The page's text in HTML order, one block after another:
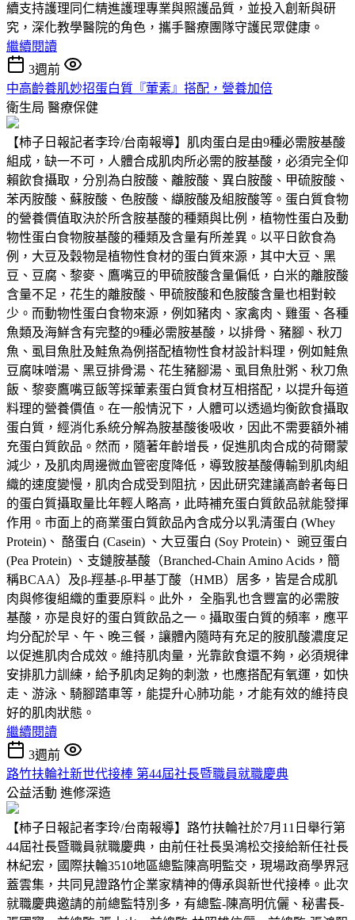
續支持護理同仁精進護理專業與照護品質，並投入創新與研
究，深化教學醫院的角色，攜手醫療團隊守護民眾健康。
繼續閱讀
3週前
中高齡養肌妙招蛋白質『葷素』搭配，營養加倍
衛生局 醫療保健
【柿子日報記者李玲/台南報導】肌肉蛋白是由9種必需胺基酸
組成，缺一不可，人體合成肌肉所必需的胺基酸，必須完全仰
賴飲食攝取，分別為白胺酸、離胺酸、異白胺酸、甲硫胺酸、
苯丙胺酸、蘇胺酸、色胺酸、纈胺酸及組胺酸等。蛋白質食物
的營養價值取決於所含胺基酸的種類與比例，植物性蛋白及動
物性蛋白食物胺基酸的種類及含量有所差異。以平日飲食為
例，大豆及穀物是植物性食材的蛋白質來源，其中大豆、黑
豆、豆腐、黎麥、鷹嘴豆的甲硫胺酸含量偏低，白米的離胺酸
含量不足，花生的離胺酸、甲硫胺酸和色胺酸含量也相對較
少。而動物性蛋白食物來源，例如豬肉、家禽肉、雞蛋、各種
魚類及海鮮含有完整的9種必需胺基酸，以排骨、豬腳、秋刀
魚、虱目魚肚及鮭魚為例搭配植物性食材設計料理，例如鮭魚
豆腐味噌湯、黑豆排骨湯、花生豬腳湯、虱目魚肚粥、秋刀魚
飯、黎麥鷹嘴豆飯等採葷素蛋白質食材互相搭配，以提升每道
料理的營養價值。在一般情況下，人體可以透過均衡飲食攝取
蛋白質，經消化系統分解為胺基酸後吸收，因此不需要額外補
充蛋白質飲品。然而，隨著年齡增長，促進肌肉合成的荷爾蒙
減少，及肌肉周邊微血管密度降低，導致胺基酸傳輸到肌肉組
織的速度變慢，肌肉合成受到阻抗，因此研究建議高齡者每日
的蛋白質攝取量比年輕人略高，此時補充蛋白質飲品就能發揮
作用。市面上的商業蛋白質飲品內含成分以乳清蛋白 (Whey
Protein)、 酪蛋白 (Casein) 、大豆蛋白 (Soy Protein)、 豌豆蛋白
(Pea Protein) 、支鏈胺基酸（Branched-Chain Amino Acids，簡
稱BCAA）及β-羥基-β-甲基丁酸（HMB）居多，皆是合成肌
肉與修復組織的重要原料。此外， 全脂乳也含豐富的必需胺
基酸，亦是良好的蛋白質飲品之一。攝取蛋白質的頻率，應平
均分配於早、午、晚三餐，讓體內隨時有充足的胺肌酸濃度足
以促進肌肉合成效。維持肌肉量，光靠飲食還不夠，必須規律
安排肌力訓練，給予肌肉足夠的刺激，也應搭配有氧運，如快
走、游泳、騎腳踏車等，能提升心肺功能，才能有效的維持良
好的肌肉狀態。
繼續閱讀
3週前
路竹扶輪社新世代接棒 第44屆社長暨職員就職慶典
公益活動 進修深造
【柿子日報記者李玲/台南報導】路竹扶輪社於7月11日舉行第
44屆社長暨職員就職慶典，由前任社長吳鴻松交接給新任社長
林紀宏，國際扶輪3510地區總監陳高明監交，現場政商學界冠
蓋雲集，共同見證路竹企業家精神的傳承與新世代接棒。此次
就職慶典邀請的前總監特別多，有總監-陳高明伉儷、秘書長-